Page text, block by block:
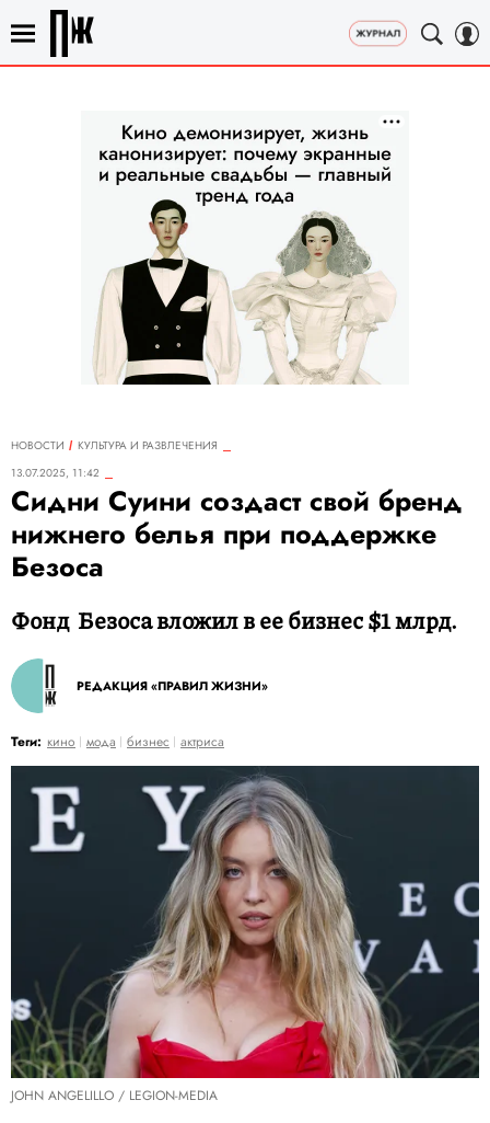
НОВОСТИ
КУЛЬТУРА И РАЗВЛЕЧЕНИЯ
13.07.2025, 11:42
Сидни Суини создаст свой бренд
нижнего белья при поддержке
Безоса
Фонд Безоса вложил в ее бизнес $1 млрд.
РЕДАКЦИЯ «ПРАВИЛ ЖИЗНИ»
Теги: кино мода бизнес актриса
JOHN ANGELILLO / LEGION-MEDIA